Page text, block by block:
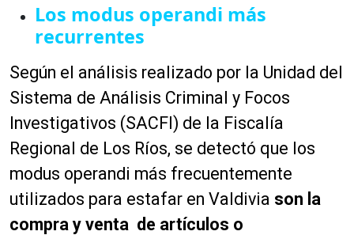
Los modus operandi más
recurrentes
Según el análisis realizado por la Unidad del
Sistema de Análisis Criminal y Focos
Investigativos (SACFI) de la Fiscalía
Regional de Los Ríos, se detectó que los
modus operandi más frecuentemente
utilizados para estafar en Valdivia son la
compra y venta de artículos o